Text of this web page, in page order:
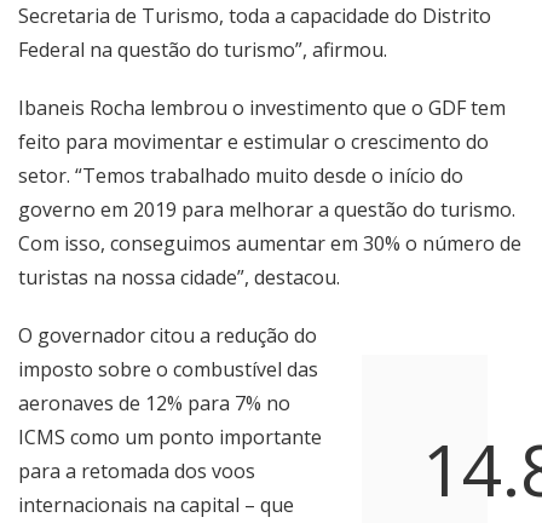
Secretaria de Turismo, toda a capacidade do Distrito
Federal na questão do turismo”, afirmou.
Ibaneis Rocha lembrou o investimento que o GDF tem
feito para movimentar e estimular o crescimento do
setor. “Temos trabalhado muito desde o início do
governo em 2019 para melhorar a questão do turismo.
Com isso, conseguimos aumentar em 30% o número de
turistas na nossa cidade”, destacou.
O governador citou a redução do
imposto sobre o combustível das
aeronaves de 12% para 7% no
ICMS como um ponto importante
para a retomada dos voos
internacionais na capital – que